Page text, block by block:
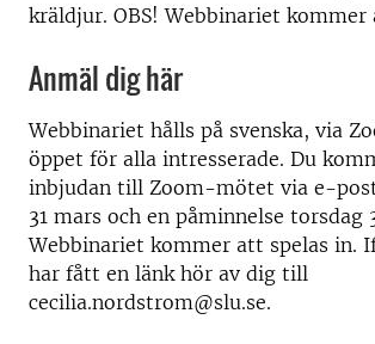
kräldjur. OBS! Webbinariet kommer
Anmäl dig här
Webbinariet hålls på svenska, via
öppet för alla intresserade. Du
inbjudan till Zoom-mötet via e-
31 mars och en påminnelse torsdag
Webbinariet kommer att spelas in.
har fått en länk hör av dig till
cecilia.nordstrom@slu.se.